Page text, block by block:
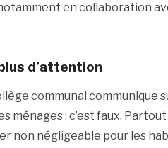
en collaboration
d’attention
communal communique
ménages : c’est faux.
non négligeable pour les